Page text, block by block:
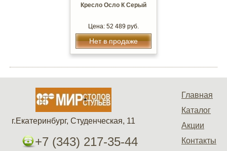
Кресло Осло К Серый
Цена: 52 489 руб.
Нет в продаже
Главная
Каталог
Акции
Контакты
г.Екатеринбург, Студенческая, 11
+7 (343) 217-35-44